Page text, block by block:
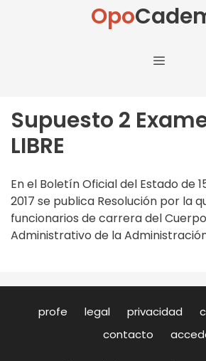
Opo
Supuesto 2
LIBRE
En el Boletín Oficial del Estado de
2017 se publica Resolución por la
funcionarios de carrera del
Administrativo de la
profe legal privacidad
contacto